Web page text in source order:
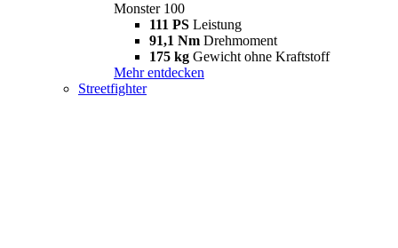
Monster 100
111 PS Leistung
91,1 Nm Drehmoment
175 kg Gewicht ohne Kraftstoff
Mehr entdecken
Streetfighter